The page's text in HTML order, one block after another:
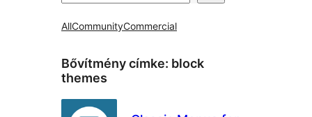
AllCommunityCommercial
Bővítmény címke: block
themes